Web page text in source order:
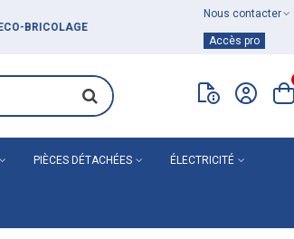
Nous contacter
Accès pro
PIÈCES DÉTACHÉES ÉLECTRICITÉ